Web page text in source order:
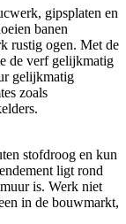
gipsplaten en
banen
rustig ogen. Met de
de verf gelijkmatig
gelijkmatig
zoals
stofdroog en kun
ligt rond
is. Werk niet
in de bouwmarkt,